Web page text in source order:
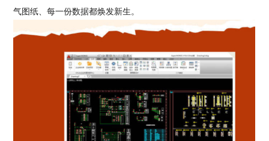
气图纸、每一份数据都焕发新生。